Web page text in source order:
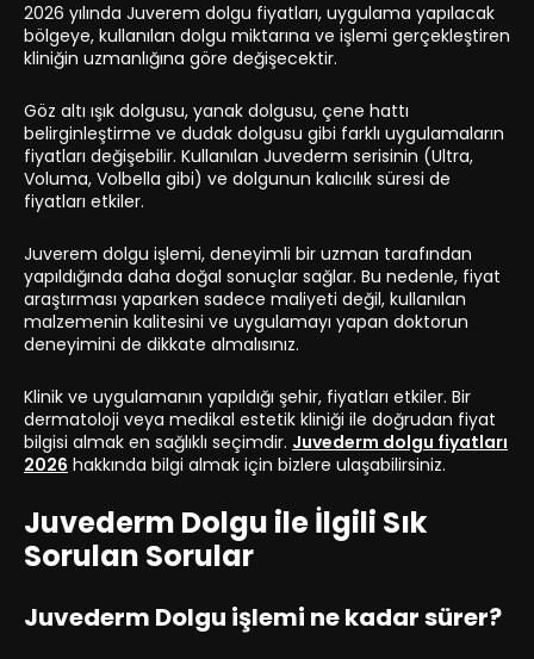
2026 yılında Juverem dolgu fiyatları, uygulama yapılacak
bölgeye, kullanılan dolgu miktarına ve işlemi gerçekleştiren
kliniğin uzmanlığına göre değişecektir.
Göz altı ışık dolgusu, yanak dolgusu, çene hattı
belirginleştirme ve dudak dolgusu gibi farklı uygulamaların
fiyatları değişebilir. Kullanılan Juvederm serisinin (Ultra,
Voluma, Volbella gibi) ve dolgunun kalıcılık süresi de
fiyatları etkiler.
Juverem dolgu işlemi, deneyimli bir uzman tarafından
yapıldığında daha doğal sonuçlar sağlar. Bu nedenle, fiyat
araştırması yaparken sadece maliyeti değil, kullanılan
malzemenin kalitesini ve uygulamayı yapan doktorun
deneyimini de dikkate almalısınız.
Klinik ve uygulamanın yapıldığı şehir, fiyatları etkiler. Bir
dermatoloji veya medikal estetik kliniği ile doğrudan fiyat
bilgisi almak en sağlıklı seçimdir. Juvederm dolgu fiyatları
2026 hakkında bilgi almak için bizlere ulaşabilirsiniz.
Juvederm Dolgu ile İlgili Sık
Sorulan Sorular
Juvederm Dolgu işlemi ne kadar sürer?